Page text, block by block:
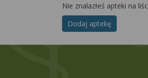
Nie znalazłeś apteki na
Dodaj aptekę